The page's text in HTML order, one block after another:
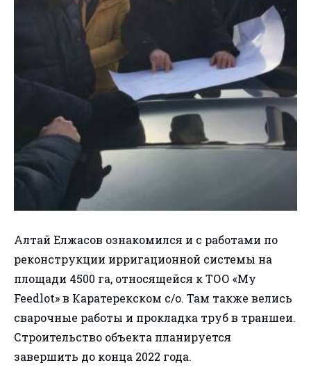
Алтай Елжасов ознакомился и с работами по
реконструкции ирригационной системы на
площади 4500 га, относящейся к ТОО «My
Feedlot» в Каратерекском с/о. Там также велись
сварочные работы и прокладка труб в траншеи.
Строительство объекта планируется
завершить до конца 2022 года.